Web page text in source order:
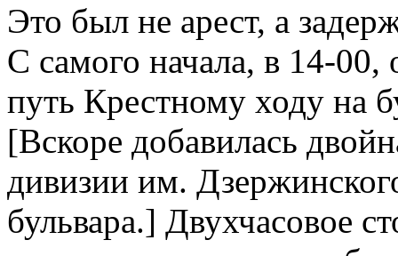
Это был не арест, а
С самого начала, в 14-
путь Крестному ходу на
[Вскоре добавилась
дивизии им.
бульвара.] Двухчасовое